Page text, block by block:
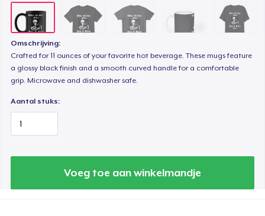
Omschrijving:
Crafted for 11 ounces of your favorite hot beverage. These mugs feature
a glossy black finish and a smooth curved handle for a comfortable
grip. Microwave and dishwasher safe.
Aantal stuks:
Voeg toe aan winkelmandje
Tru Transfer Unisex Crewneck Sweatshirt